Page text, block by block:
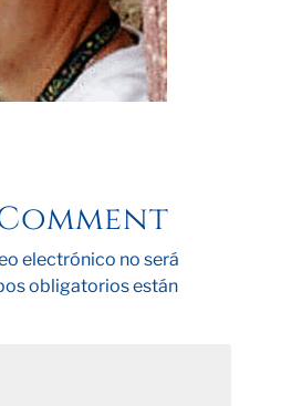
electrónico no será
obligatorios están